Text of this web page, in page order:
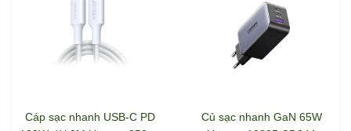
Cáp sạc nhanh USB-C PD
Củ sạc nhanh GaN 65W